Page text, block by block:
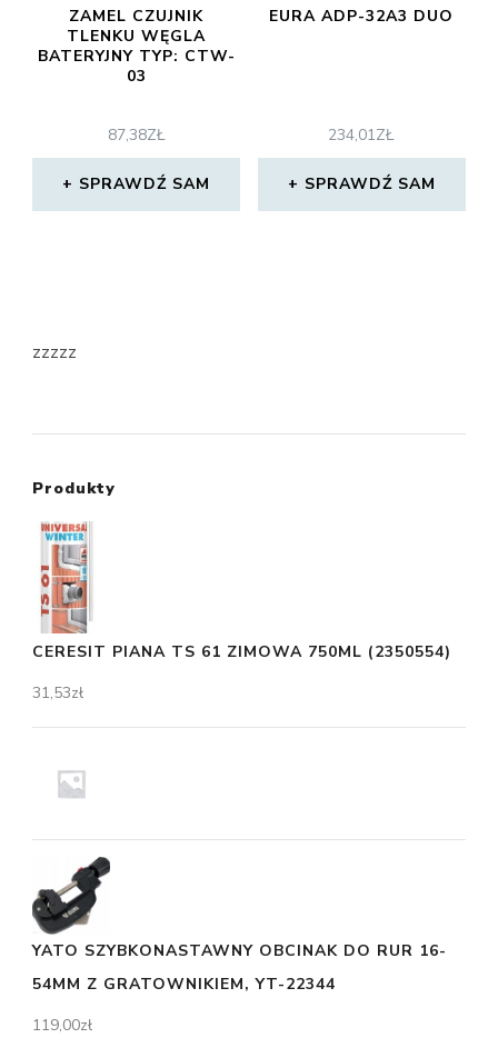
ZAMEL CZUJNIK
TLENKU WĘGLA
BATERYJNY TYP: CTW-
03
87,38ZŁ
SPRAWDŹ SAM
EURA ADP-32A3 DUO
234,01ZŁ
SPRAWDŹ SAM
zzzzz
Produkty
CERESIT PIANA TS 61 ZIMOWA 750ML (2350554)
31,53zł
YATO SZYBKONASTAWNY OBCINAK DO RUR 16-
54MM Z GRATOWNIKIEM, YT-22344
119,00zł